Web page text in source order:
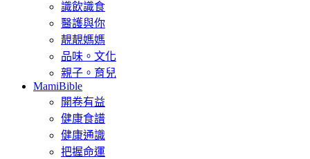
識飲識食
醫護與你
靚靚媽媽
品味。文化
親子。育兒
MamiBible
開卷有益
健康食譜
健康通識
把握命運